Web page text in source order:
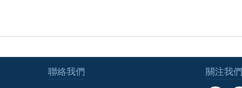
關注我們
聯絡我們